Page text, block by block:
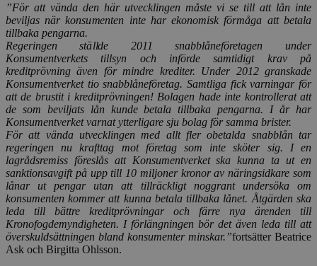
”För att vända den här utvecklingen måste vi se till att lån inte
beviljas när konsumenten inte har ekonomisk förmåga att betala
tillbaka pengarna.
Regeringen ställde 2011 snabblåneföretagen under
Konsumentverkets tillsyn och införde samtidigt krav på
kreditprövning även för mindre krediter. Under 2012 granskade
Konsumentverket tio snabblåneföretag. Samtliga fick varningar för
att de brustit i kreditprövningen! Bolagen hade inte kontrollerat att
de som beviljats lån kunde betala tillbaka pengarna. I år har
Konsumentverket varnat ytterligare sju bolag för samma brister.
För att vända utvecklingen med allt fler obetalda snabblån tar
regeringen nu krafttag mot företag som inte sköter sig. I en
lagrådsremiss föreslås att Konsumentverket ska kunna ta ut en
sanktionsavgift på upp till 10 miljoner kronor av näringsidkare som
lånar ut pengar utan att tillräckligt noggrant undersöka om
konsumenten kommer att kunna betala tillbaka lånet. Åtgärden ska
leda till bättre kreditprövningar och färre nya ärenden till
Kronofogdemyndigheten. I förlängningen bör det även leda till att
överskuldsättningen bland konsumenter minskar.”fortsätter Beatrice
Ask och Birgitta Ohlsson.